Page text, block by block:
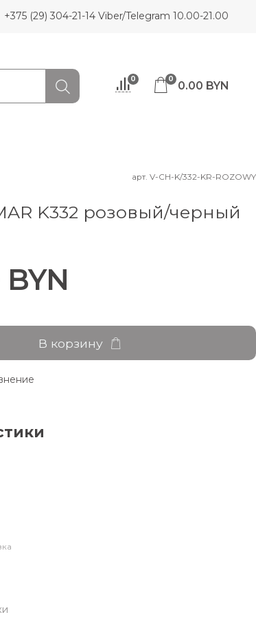
+375 (29) 304-21-14 Viber/Telegram 10.00-21.00
0 0 0.00 BYN
арт. V-CH-K/332-KR-ROZOWY
K332 розовый/черный
В корзину